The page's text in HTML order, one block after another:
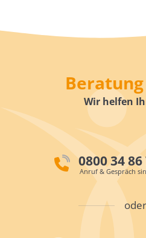
Beratung
Wir helfen
0800 34 86
Anruf & Gespräch